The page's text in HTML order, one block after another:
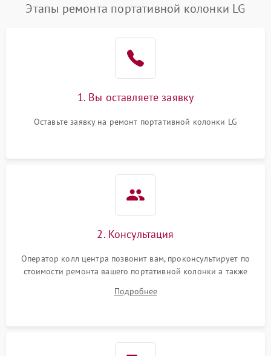
Этапы ремонта портативной колонки LG
1. Вы оставляете заявку
Оставьте заявку на ремонт портативной колонки LG
2. Консультация
Оператор колл центра позвонит вам, проконсультирует по
стоимости ремонта вашего портативной колонки а также
Подробнее